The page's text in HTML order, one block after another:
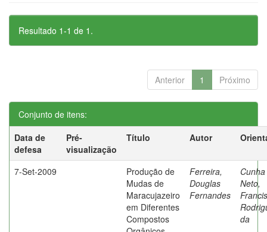
Resultado 1-1 de 1.
Anterior 1 Próximo
Conjunto de itens:
Data de
defesa
Pré-
visualização
Título Autor
7-Set-2009
Produção de
Mudas de
Maracujazeiro
em Diferentes
Compostos
Ferreira,
Douglas
Fernandes
Cunha
Neto,
da